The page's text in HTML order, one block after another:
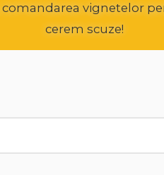
vignetelor
cerem scuze!